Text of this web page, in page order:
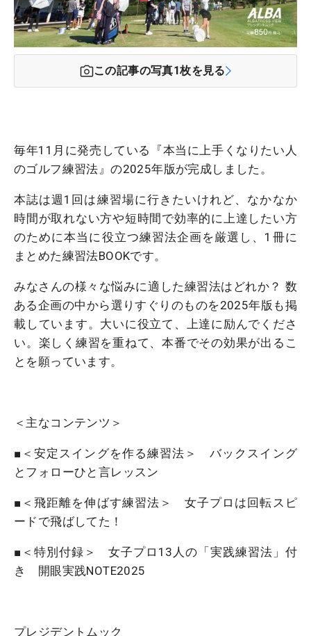
この記事の写真1枚を見る
毎年11月に発売している『本当に上手くなりたい人
のゴルフ練習法』の2025年版が完成しました。
本誌は週1回は練習場に行きたいけれど、なかなか
時間が取れない方や短時間で効率的に上達したい方
のために本当に役立つ練習法企画を厳選し、1冊に
まとめた練習法BOOKです。
みなさんの様々な悩みに適した練習法はどれか？ 数
ある企画の中から選りすぐりのものを2025年版も掲
載しています。大いに役立て、上達に励んでくださ
い。楽しく練習を重ねて、本番でその効果が出るこ
とを願っています。
＜主なコンテンツ＞
■＜安定スイングを作る練習法＞ バックスイング
とフォローひと言レッスン
■＜飛距離を伸ばす練習法＞ 女子プロは回転スピ
ードで飛ばしてた！
■＜特別付録＞ 女子プロ13人の「実践練習法」付
き 開眼実践NOTE2025
プレジデントムック